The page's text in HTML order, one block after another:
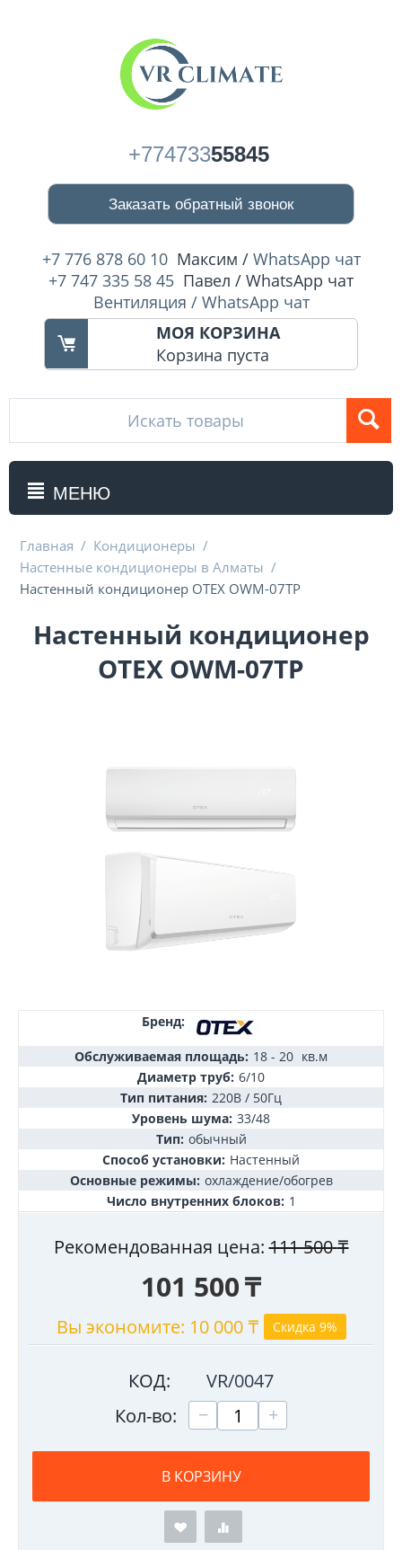
+77473355845
Заказать обратный звонок
+7 776 878 60 10 Максим / WhatsApp чат
+7 747 335 58 45 Павел / WhatsApp чат
Вентиляция / WhatsApp чат
МОЯ КОРЗИНА
Корзина пуста
МЕНЮ
Главная / Кондиционеры /
Настенные кондиционеры в Алматы /
Настенный кондиционер OTEX OWM-07TP
Настенный кондиционер
OTEX OWM-07TP
Бренд:
Обслуживаемая площадь: 18 - 20 кв.м
Диаметр труб: 6/10
Тип питания: 220В / 50Гц
Уровень шума: 33/48
Тип: обычный
Способ установки: Настенный
Основные режимы: охлаждение/обогрев
Число внутренних блоков: 1
Рекомендованная цена: 111 500₸
101 500₸
Вы экономите: 10 000₸ Скидка 9%
КОД:
VR/0047
Кол-во:
+
−
В КОРЗИНУ